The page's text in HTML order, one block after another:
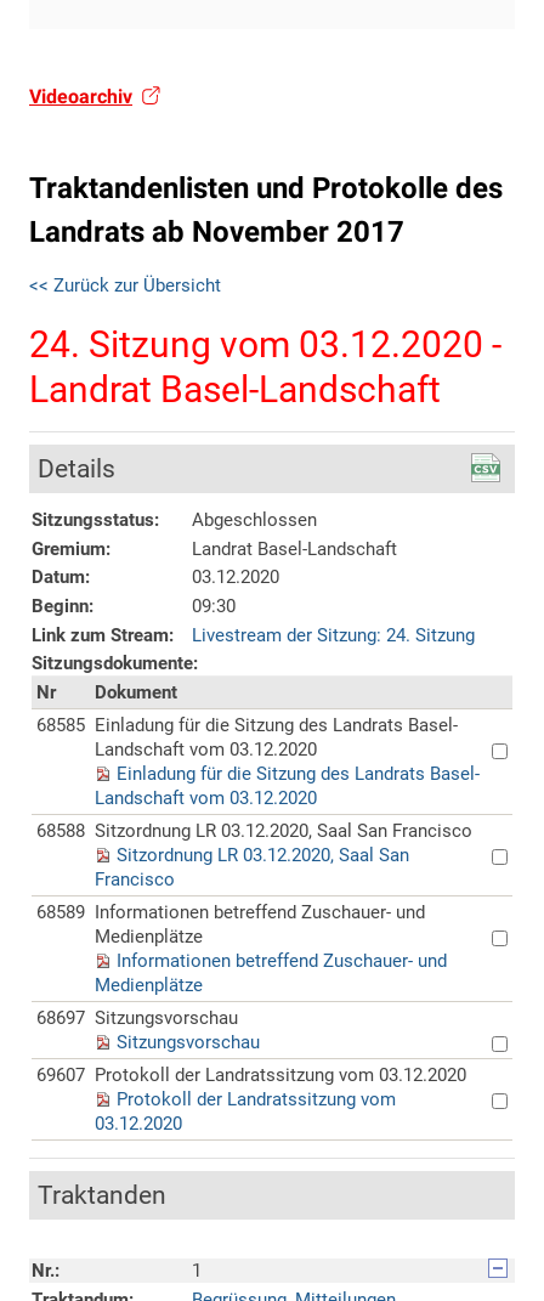
Videoarchiv
Traktandenlisten und Protokolle des
Landrats ab November 2017